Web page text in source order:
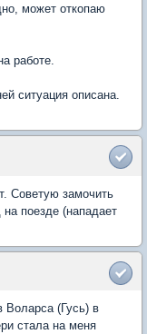
может откопаю
работе.
ситуация описана.
Советую замочить
поезде (нападает
Воларса (Гусь) в
стала на меня